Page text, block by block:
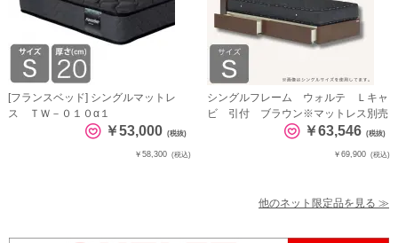
[フランスベッド] シングルマットレ
ス ＴＷ－０１０α１
￥53,000 (税抜)
￥58,300 (税込)
シングルフレーム ウォルテ Ｌキャ
ビ 引付 ブラウン※マットレス別売
￥63,546 (税抜)
￥69,900 (税込)
他のネット限定品を見る ≫